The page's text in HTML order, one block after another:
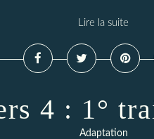
Lire la suite
4 : 1°
Adaptation